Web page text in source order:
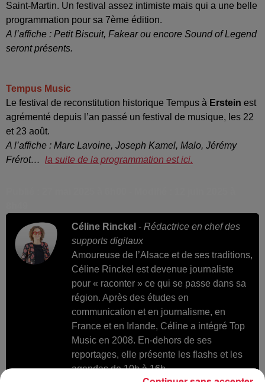
Saint-Martin. Un festival assez intimiste mais qui a une belle
programmation pour sa 7ème édition.
A l’affiche : Petit Biscuit, Fakear ou encore Sound of Legend
seront présents.
Tempus Music
Le festival de reconstitution historique Tempus à Erstein est
agrémenté depuis l’an passé un festival de musique, les 22
et 23 août.
A l’affiche : Marc Lavoine, Joseph Kamel, Malo, Jérémy
Frérot… la suite de la programmation est ici.
Céline Rinckel - Rédactrice en chef des
supports digitaux
Amoureuse de l’Alsace et de ses traditions,
Céline Rinckel est devenue journaliste
pour « raconter » ce qui se passe dans sa
région. Après des études en
communication et en journalisme, en
France et en Irlande, Céline a intégré Top
Music en 2008. En-dehors de ses
reportages, elle présente les flashs et les
agendas de 10h à 16h.